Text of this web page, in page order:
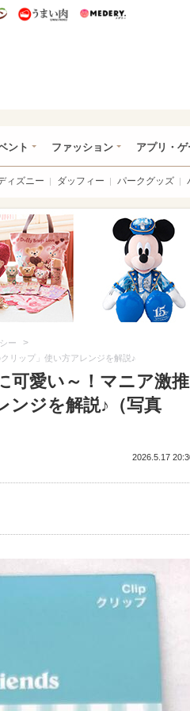
うまいパン うまい肉
ント ファッション アプリ・ゲ
ィズニー ダッフィー パークグッズ
ー >
リップ」使い方アレンジを解説♪
可愛い～！マニア激推
ンジを解説♪（写真
2026.5.17